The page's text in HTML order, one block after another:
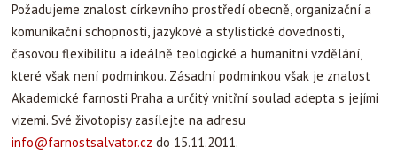
Požadujeme znalost církevního prostředí obecně, organizační a
komunikační schopnosti, jazykové a stylistické dovednosti,
časovou flexibilitu a ideálně teologické a humanitní vzdělání,
které však není podmínkou. Zásadní podmínkou však je znalost
Akademické farnosti Praha a určitý vnitřní soulad adepta s jejími
vizemi. Své životopisy zasílejte na adresu
info@farnostsalvator.cz do 15.11.2011.